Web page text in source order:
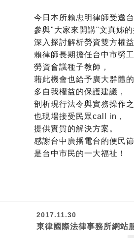
今日本所賴忠明律師受邀
參與"大家來開講"文真姊的
深入探討解析勞資雙方權益
賴律師長期擔任台中市勞
勞資會議種子教師，
藉此機會也給予廣大群體
多自我權益的保護建議，
剖析現行法令與實務操作之
也現場接受民眾call in，
提供實質的解決方案。
感謝台中廣播電台的便民節
是台中市民的一大福祉！
2017.11.30
東律國際法律事務所網站